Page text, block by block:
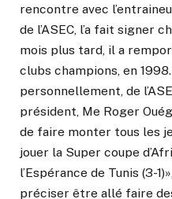
rencontre avec
de l’ASEC, l’a fait signer
mois plus tard, il a
clubs champions, en
personnellement, de
président, Me Roger
de faire monter tous les
jouer la Super coupe
l’Espérance de Tunis (3-
préciser être allé faire